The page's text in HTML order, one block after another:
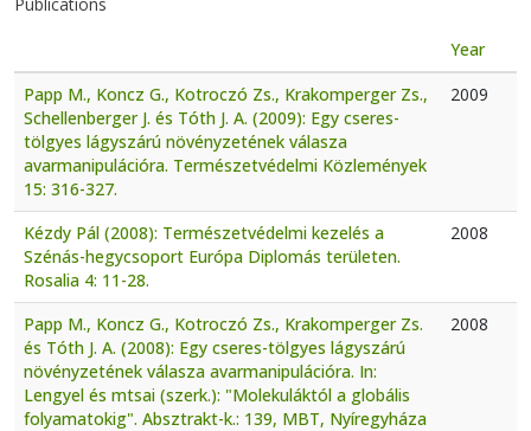
Year
Papp M., Koncz G., Kotroczó Zs., Krakomperger Zs.,
Schellenberger J. és Tóth J. A. (2009): Egy cseres-
tölgyes lágyszárú növényzetének válasza
avarmanipulációra. Természetvédelmi Közlemények
15: 316-327.
2009
Kézdy Pál (2008): Természetvédelmi kezelés a
Szénás-hegycsoport Európa Diplomás területen.
Rosalia 4: 11-28.
2008
Papp M., Koncz G., Kotroczó Zs., Krakomperger Zs.
és Tóth J. A. (2008): Egy cseres-tölgyes lágyszárú
növényzetének válasza avarmanipulációra. In:
Lengyel és mtsai (szerk.): "Molekuláktól a globális
folyamatokig". Absztrakt-k.: 139, MBT, Nyíregyháza
2008